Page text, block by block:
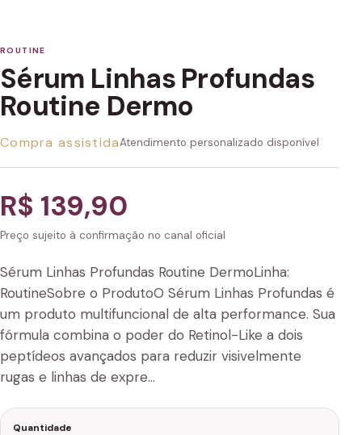
ROUTINE
Sérum Linhas Profundas
Routine Dermo
Compra assistidaAtendimento personalizado disponível
R$ 139,90
Preço sujeito à confirmação no canal oficial
Sérum Linhas Profundas Routine DermoLinha:
RoutineSobre o ProdutoO Sérum Linhas Profundas é
um produto multifuncional de alta performance. Sua
fórmula combina o poder do Retinol-Like a dois
peptídeos avançados para reduzir visivelmente
rugas e linhas de expre…
Quantidade